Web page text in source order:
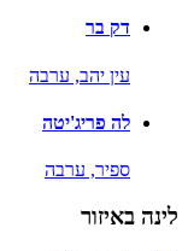
דק בר
עין יהב, ערבה
לה פריג'יטה
ספיר, ערבה
לינה באיזור